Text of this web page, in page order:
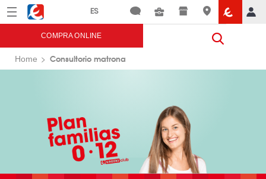
Menú Eroski
COMPRA ONLINE
Home Consultorio matrona